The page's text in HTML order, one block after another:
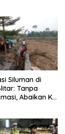
Siluman di
Tanpa
Abaikan K3,